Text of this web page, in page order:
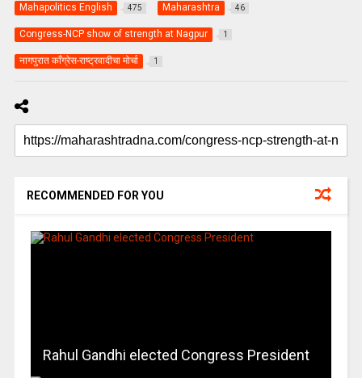
Mahapolitics English 475 Maharashtra 46
Congress-NCP show of strength at Nagpur 1
नागपुरात काँग्रेस-राष्ट्रवादीचा मोर्चा 1
RECOMMENDED FOR YOU
Rahul Gandhi elected Congress President